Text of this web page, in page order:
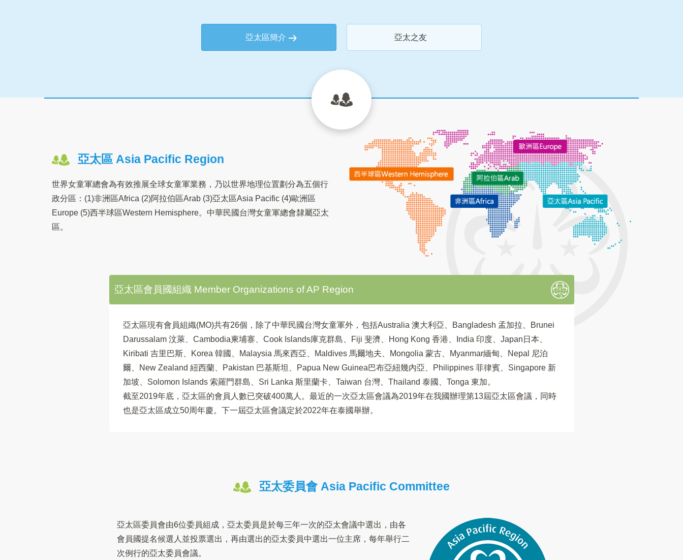
亞太區簡介 亞太之友
亞太區 Asia Pacific Region
世界女童軍總會為有效推展全球女童軍業務，乃以世界地理位置劃分為五個行
政分區：(1)非洲區Africa (2)阿拉伯區Arab (3)亞太區Asia Pacific (4)歐洲區
Europe (5)西半球區Western Hemisphere。中華民國台灣女童軍總會隸屬亞太
區。
亞太區會員國組織 Member Organizations of AP Region
亞太區現有會員組織(MO)共有26個，除了中華民國台灣女童軍外，包括Australia 澳大利亞、Bangladesh 孟加拉、Brunei
Darussalam 汶萊、Cambodia柬埔寨、Cook Islands庫克群島、Fiji 斐濟、Hong Kong 香港、India 印度、Japan日本、
Kiribati 吉里巴斯、Korea 韓國、Malaysia 馬來西亞、Maldives 馬爾地夫、Mongolia 蒙古、Myanmar緬甸、Nepal 尼泊
爾、New Zealand 紐西蘭、Pakistan 巴基斯坦、Papua New Guinea巴布亞紐幾內亞、Philippines 菲律賓、Singapore 新
加坡、Solomon Islands 索羅門群島、Sri Lanka 斯里蘭卡、Taiwan 台灣、Thailand 泰國、Tonga 東加。
截至2019年底，亞太區的會員人數已突破400萬人。最近的一次亞太區會議為2019年在我國辦理第13屆亞太區會議，同時
也是亞太區成立50周年慶。下一屆亞太區會議定於2022年在泰國舉辦。
亞太委員會 Asia Pacific Committee
亞太區委員會由6位委員組成，亞太委員是於每三年一次的亞太會議中選出 ，由各
會員國提名候選人並投票選出，再由選出的亞太委員中選出一位主席，每年舉行二
次例行的亞太委員會議。